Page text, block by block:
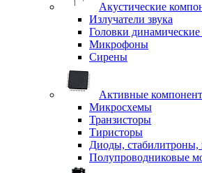
Акустические
Излучатели звука
Головки
Микрофоны
Сирены
Активные
Микросхемы
Транзисторы
Тиристоры
Диоды, стабилитроны,
Полупроводниковые